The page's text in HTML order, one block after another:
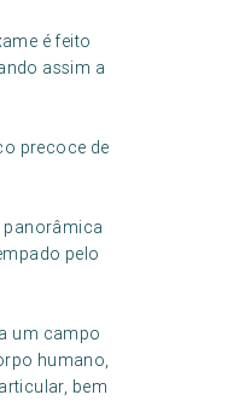
é feito
assim a
precoce de
panorâmica
pelo
um campo
humano,
bem